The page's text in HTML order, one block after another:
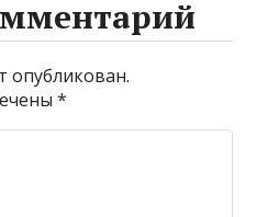
опубликован.
*